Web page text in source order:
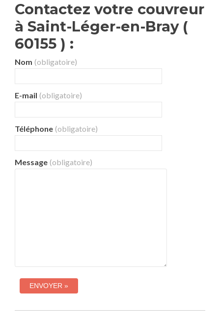
Contactez votre couvreur
à Saint-Léger-en-Bray (
60155 ) :
Nom (obligatoire)
E-mail (obligatoire)
Téléphone (obligatoire)
Message (obligatoire)